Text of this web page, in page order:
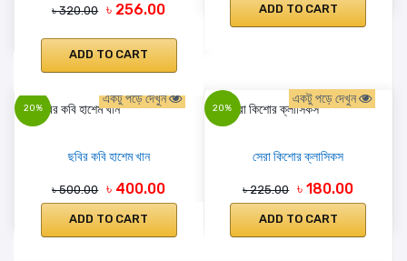
৳ 320.00 ৳ 256.00
ADD TO CART
ADD TO CART
20%
একটু পড়ে দেখুন
ছবির কবি হাশেম খান
৳ 500.00 ৳ 400.00
ADD TO CART
20%
একটু পড়ে দেখুন
সেরা কিশোর ক্লাসিকস
৳ 225.00 ৳ 180.00
ADD TO CART